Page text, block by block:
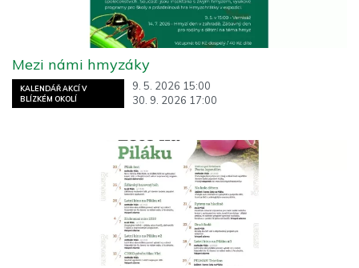
KALENDÁŘ AKCÍ V
BLÍZKÉM OKOLÍ
9. 5. 2026 15:00
30. 9. 2026 17:00
Mezi námi hmyzáky